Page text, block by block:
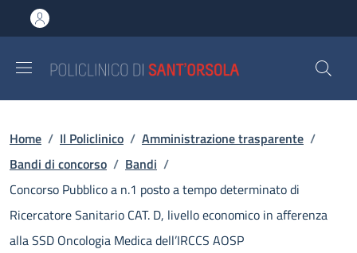
al contenuto principale
to footer content
Briciole di pane
Home / Il Policlinico / Amministrazione trasparente /
Bandi di concorso / Bandi /
Concorso Pubblico a n.1 posto a tempo determinato di
Ricercatore Sanitario CAT. D, livello economico in afferenza
alla SSD Oncologia Medica dell’IRCCS AOSP